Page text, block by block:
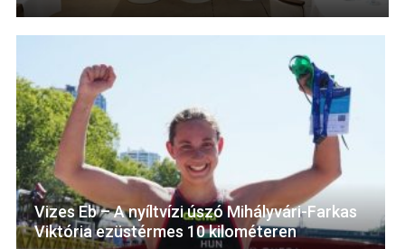
Vizes Eb – A nyíltvízi úszó Mihályvári-Farkas
Viktória ezüstérmes 10 kilométeren